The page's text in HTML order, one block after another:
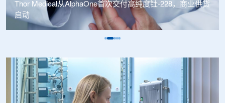
中广核达胜携手浙江嘉广束 打造国内首套全自主电子束固
化卷钢涂装产业链